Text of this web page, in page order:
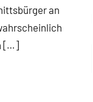
an
[…]